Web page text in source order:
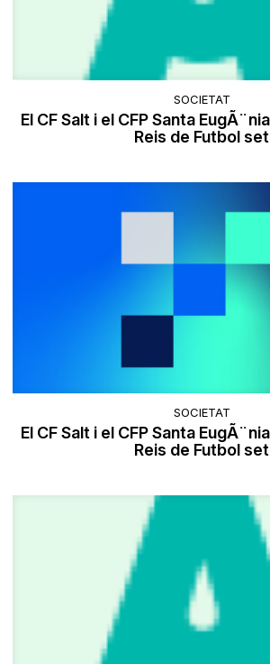
SOCIETAT
El CF Salt i el CFP Santa
Reis de Futbol set
SOCIETAT
El CF Salt i el CFP Santa
Reis de Futbol set